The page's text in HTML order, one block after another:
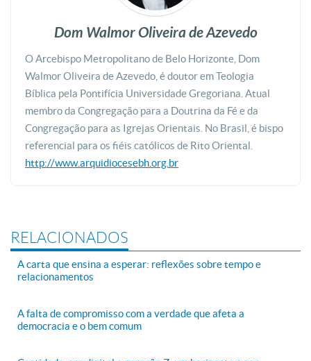
Dom Walmor Oliveira de Azevedo
O Arcebispo Metropolitano de Belo Horizonte, Dom
Walmor Oliveira de Azevedo, é doutor em Teologia
Bíblica pela Pontifícia Universidade Gregoriana. Atual
membro da Congregação para a Doutrina da Fé e da
Congregação para as Igrejas Orientais. No Brasil, é bispo
referencial para os fiéis católicos de Rito Oriental.
http://www.arquidiocesebh.org.br
RELACIONADOS
A carta que ensina a esperar: reflexões sobre tempo e
relacionamentos
A falta de compromisso com a verdade que afeta a
democracia e o bem comum